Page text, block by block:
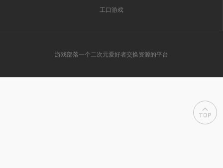
工口游戏
游戏部落一个二次元爱好者交换资源的平台